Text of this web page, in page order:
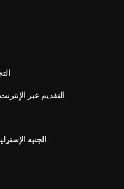
التقديم عبر
الجنيه